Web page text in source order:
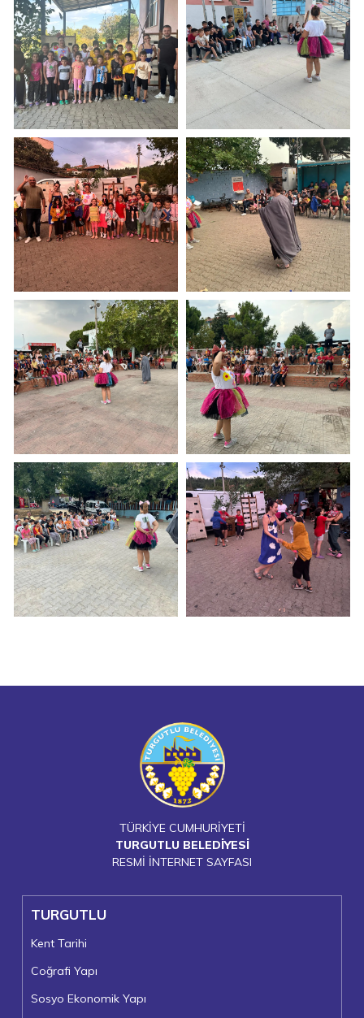
TÜRKİYE CUMHURİYETİ
TURGUTLU BELEDİYESİ
RESMİ İNTERNET SAYFASI
TURGUTLU
Kent Tarihi
Coğrafi Yapı
Sosyo Ekonomik Yapı